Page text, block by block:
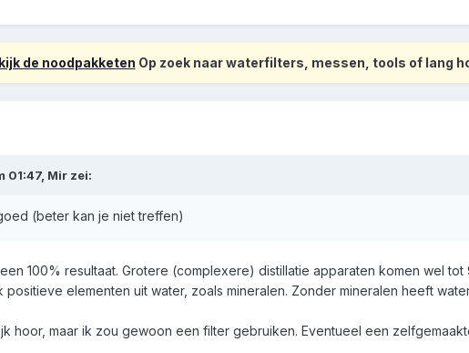
de noodpakketen Op zoek naar waterfilters, messen, tools of lang
01:47, Mir zei:
(beter kan je niet treffen)
100% resultaat. Grotere (complexere) distillatie apparaten komen wel
positieve elementen uit water, zoals mineralen. Zonder mineralen heeft
hoor, maar ik zou gewoon een filter gebruiken. Eventueel een